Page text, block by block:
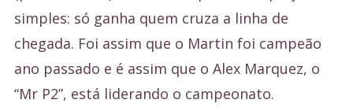
simples: só ganha quem cruza a linha de
chegada. Foi assim que o Martin foi campeão
ano passado e é assim que o Alex Marquez, o
“Mr P2”, está liderando o campeonato.